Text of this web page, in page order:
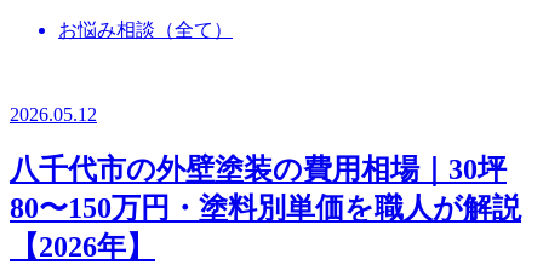
お悩み相談（全て）
2026.05.12
八千代市の外壁塗装の費用相場｜30坪
80〜150万円・塗料別単価を職人が解説
【2026年】